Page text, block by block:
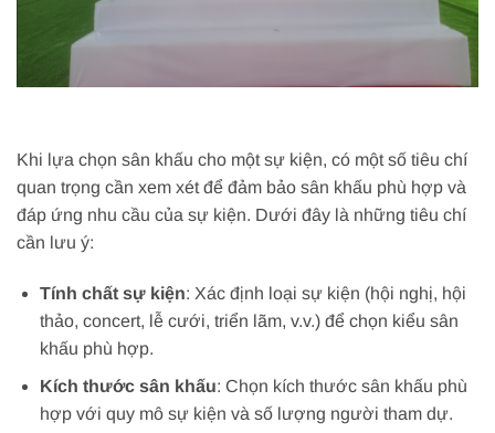
Khi lựa chọn sân khấu cho một sự kiện, có một số tiêu chí
quan trọng cần xem xét để đảm bảo sân khấu phù hợp và
đáp ứng nhu cầu của sự kiện. Dưới đây là những tiêu chí
cần lưu ý:
Tính chất sự kiện: Xác định loại sự kiện (hội nghị, hội
thảo, concert, lễ cưới, triển lãm, v.v.) để chọn kiểu sân
khấu phù hợp.
Kích thước sân khấu: Chọn kích thước sân khấu phù
hợp với quy mô sự kiện và số lượng người tham dự.